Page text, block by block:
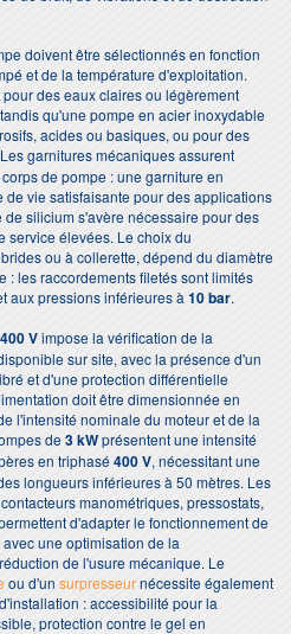
doivent être sélectionnés en fonction
et de la température d'exploitation.
des eaux claires ou légèrement
qu'une pompe en acier inoxydable
acides ou basiques, ou pour des
garnitures mécaniques assurent
de pompe : une garniture en
vie satisfaisante pour des applications
silicium s'avère nécessaire pour des
service élevées. Le choix du
ou à collerette, dépend du diamètre
: les raccordements filetés sont limités
aux pressions inférieures à 10 bar.
400 Vimpose la vérification de la
sur site, avec la présence d'un
et d'une protection différentielle
doit être dimensionnée en
l'intensité nominale du moteur et de la
de3 kWprésentent une intensité
en triphasé400 V, nécessitant une
longueurs inférieures à 50 mètres. Les
manométriques, pressostats,
d'adapter le fonctionnement de
une optimisation de la
de l'usure mécanique. Le
ou d'un surpresseurnécessite également
: accessibilité pour la
protection contre le gel en